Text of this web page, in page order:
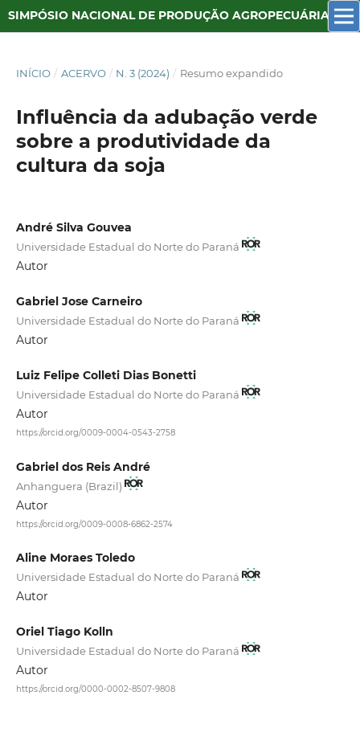
SIMPÓSIO NACIONAL DE PRODUÇÃO AGROPECUÁRIA SUSTENTÁVEL
INÍCIO / ACERVO / N. 3 (2024) / Resumo expandido
Influência da adubação verde
sobre a produtividade da
cultura da soja
André Silva Gouvea
Universidade Estadual do Norte do Paraná
Autor
Gabriel Jose Carneiro
Universidade Estadual do Norte do Paraná
Autor
Luiz Felipe Colleti Dias Bonetti
Universidade Estadual do Norte do Paraná
Autor
https://orcid.org/0009-0004-0543-2758
Gabriel dos Reis André
Anhanguera (Brazil)
Autor
https://orcid.org/0009-0008-6862-2574
Aline Moraes Toledo
Universidade Estadual do Norte do Paraná
Autor
Oriel Tiago Kolln
Universidade Estadual do Norte do Paraná
Autor
https://orcid.org/0000-0002-8507-9808